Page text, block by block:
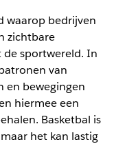
waarop bedrijven
zichtbare
sportwereld. In
van
en bewegingen
hiermee een
Basketbal is
het kan lastig